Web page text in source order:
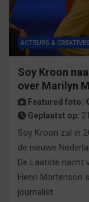
ACTEURS & CREATIVES
Soy Kroon
over Marilyn
Featured foto:
Geplaatst op:
Soy Kroon zal in
de nieuwe
De Laatste nacht
Henri Mortenson
journalist.